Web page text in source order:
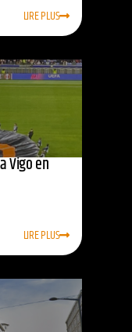
LIRE PLUS
Vigo en
LIRE PLUS